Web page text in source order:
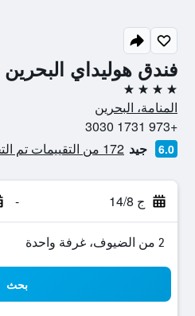
فندق هوليداي البحرين
4 نجوم
المنامة، البحرين
+973 1731 3030
6.0 جيد 172 من التقييمات تم التحقق منها
ج 14/8 -
2 من الضيوف، غرفة واحدة
بحث